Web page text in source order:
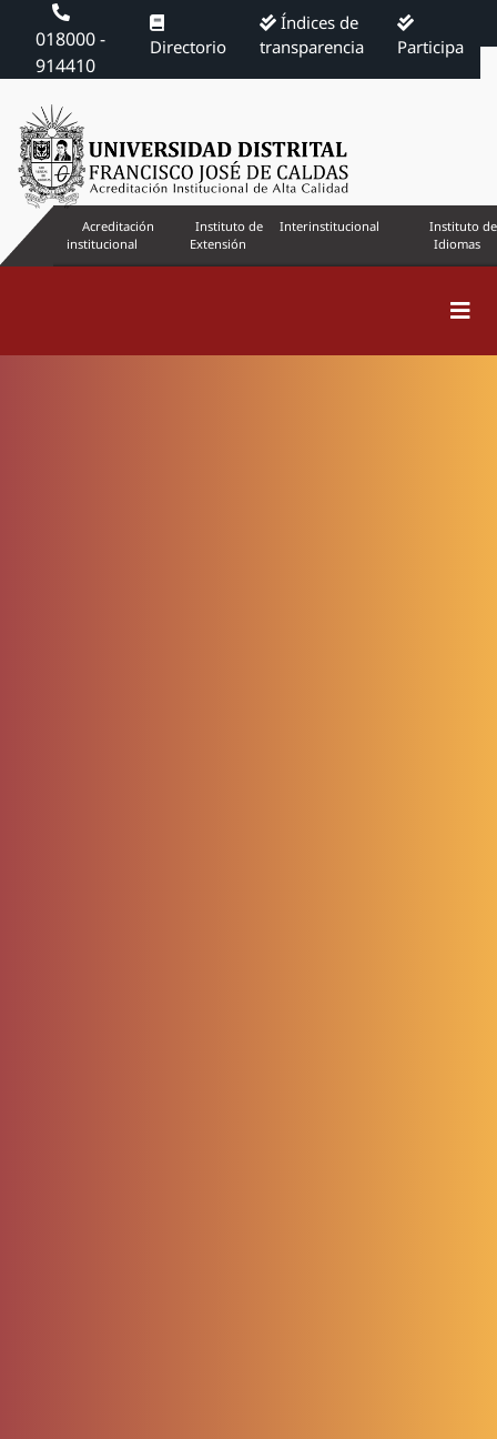
018000 -
914410
Directorio
Índices de
transparencia
Participa
Acreditación
institucional
Instituto de
Extensión
Interinstitucional
Instituto de
Idiomas